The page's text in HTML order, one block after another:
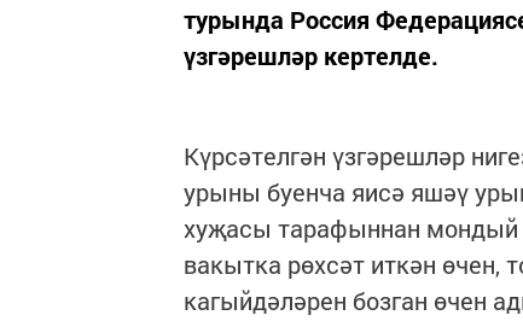
турында Россия
үзгәрешләр кертелде.
Күрсәтелгән үзгәрешләр
урыны буенча яисә яшәү
хуҗасы тарафыннан мондый
вакытка рөхсәт иткән өчен,
кагыйдәләрен бозган өчен